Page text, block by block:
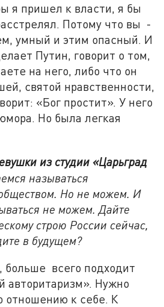
я пришел к власти, я бы
Потому что вы -
умный и этим опасный. И
Путин, говорит о том,
на него, либо что он
святой нравственности,
«Бог простит». У него
Но была легкая
из студии «Царьград
называться
Но не можем. И
не можем. Дайте
строю России сейчас,
в будущем?
больше всего подходит
авторитаризм». Нужно
отношению к себе. К